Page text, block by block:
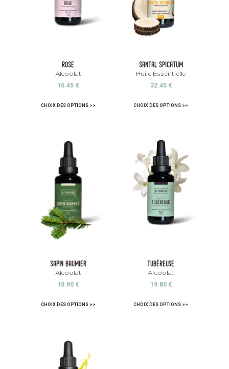
rose
Alcoolat
16.45 €
CHOIX DES OPTIONS
santal spicatum
Huile Essentielle
32.40 €
CHOIX DES OPTIONS
sapin baumier
Alcoolat
10.90 €
CHOIX DES OPTIONS
tubéreuse
Alcoolat
19.80 €
CHOIX DES OPTIONS